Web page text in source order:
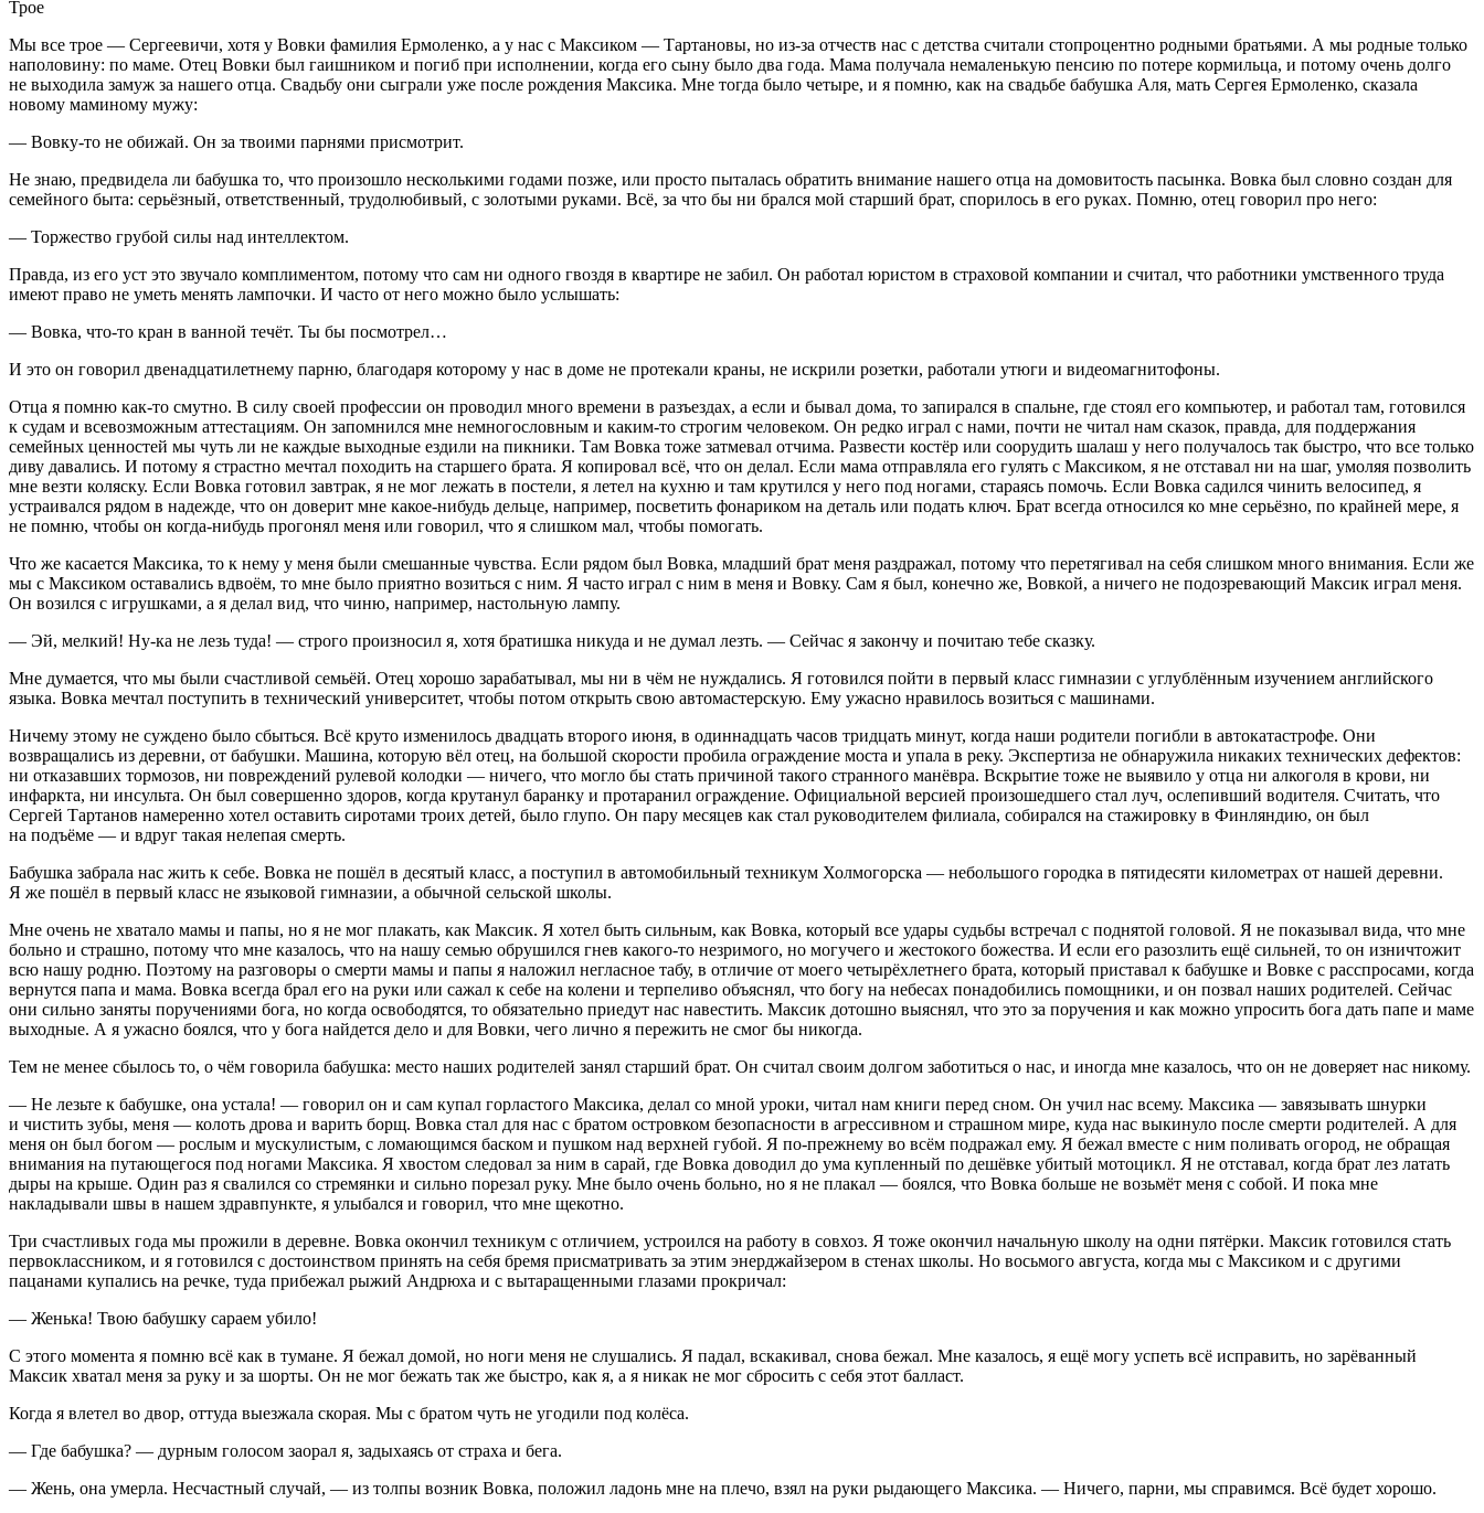
Трое
Мы все трое — Сергеевичи, хотя у Вовки фамилия Ермоленко, а у нас с Максиком — Тартановы, но из-за отчеств нас с детства считали стопроцентно родными братьями. А мы родные только
наполовину: по маме. Отец Вовки был гаишником и погиб при исполнении, когда его сыну было два года. Мама получала немаленькую пенсию по потере кормильца, и потому очень долго
не выходила замуж за нашего отца. Свадьбу они сыграли уже после рождения Максика. Мне тогда было четыре, и я помню, как на свадьбе бабушка Аля, мать Сергея Ермоленко, сказала
новому маминому мужу:
— Вовку-то не обижай. Он за твоими парнями присмотрит.
Не знаю, предвидела ли бабушка то, что произошло несколькими годами позже, или просто пыталась обратить внимание нашего отца на домовитость пасынка. Вовка был словно создан для
семейного быта: серьёзный, ответственный, трудолюбивый, с золотыми руками. Всё, за что бы ни брался мой старший брат, спорилось в его руках. Помню, отец говорил про него:
— Торжество грубой силы над интеллектом.
Правда, из его уст это звучало комплиментом, потому что сам ни одного гвоздя в квартире не забил. Он работал юристом в страховой компании и считал, что работники умственного труда
имеют право не уметь менять лампочки. И часто от него можно было услышать:
— Вовка, что-то кран в ванной течёт. Ты бы посмотрел…
И это он говорил двенадцатилетнему парню, благодаря которому у нас в доме не протекали краны, не искрили розетки, работали утюги и видеомагнитофоны.
Отца я помню как-то смутно. В силу своей профессии он проводил много времени в разъездах, а если и бывал дома, то запирался в спальне, где стоял его компьютер, и работал там, готовился
к судам и всевозможным аттестациям. Он запомнился мне немногословным и каким-то строгим человеком. Он редко играл с нами, почти не читал нам сказок, правда, для поддержания
семейных ценностей мы чуть ли не каждые выходные ездили на пикники. Там Вовка тоже затмевал отчима. Развести костёр или соорудить шалаш у него получалось так быстро, что все только
диву давались. И потому я страстно мечтал походить на старшего брата. Я копировал всё, что он делал. Если мама отправляла его гулять с Максиком, я не отставал ни на шаг, умоляя позволить
мне везти коляску. Если Вовка готовил завтрак, я не мог лежать в постели, я летел на кухню и там крутился у него под ногами, стараясь помочь. Если Вовка садился чинить велосипед, я
устраивался рядом в надежде, что он доверит мне какое-нибудь дельце, например, посветить фонариком на деталь или подать ключ. Брат всегда относился ко мне серьёзно, по крайней мере, я
не помню, чтобы он когда-нибудь прогонял меня или говорил, что я слишком мал, чтобы помогать.
Что же касается Максика, то к нему у меня были смешанные чувства. Если рядом был Вовка, младший брат меня раздражал, потому что перетягивал на себя слишком много внимания. Если же
мы с Максиком оставались вдвоём, то мне было приятно возиться с ним. Я часто играл с ним в меня и Вовку. Сам я был, конечно же, Вовкой, а ничего не подозревающий Максик играл меня.
Он возился с игрушками, а я делал вид, что чиню, например, настольную лампу.
— Эй, мелкий! Ну-ка не лезь туда! — строго произносил я, хотя братишка никуда и не думал лезть. — Сейчас я закончу и почитаю тебе сказку.
Мне думается, что мы были счастливой семьёй. Отец хорошо зарабатывал, мы ни в чём не нуждались. Я готовился пойти в первый класс гимназии с углублённым изучением английского
языка. Вовка мечтал поступить в технический университет, чтобы потом открыть свою автомастерскую. Ему ужасно нравилось возиться с машинами.
Ничему этому не суждено было сбыться. Всё круто изменилось двадцать второго июня, в одиннадцать часов тридцать минут, когда наши родители погибли в автокатастрофе. Они
возвращались из деревни, от бабушки. Машина, которую вёл отец, на большой скорости пробила ограждение моста и упала в реку. Экспертиза не обнаружила никаких технических дефектов:
ни отказавших тормозов, ни повреждений рулевой колодки — ничего, что могло бы стать причиной такого странного манёвра. Вскрытие тоже не выявило у отца ни алкоголя в крови, ни
инфаркта, ни инсульта. Он был совершенно здоров, когда крутанул баранку и протаранил ограждение. Официальной версией произошедшего стал луч, ослепивший водителя. Считать, что
Сергей Тартанов намеренно хотел оставить сиротами троих детей, было глупо. Он пару месяцев как стал руководителем филиала, собирался на стажировку в Финляндию, он был
на подъёме — и вдруг такая нелепая смерть.
Бабушка забрала нас жить к себе. Вовка не пошёл в десятый класс, а поступил в автомобильный техникум Холмогорска — небольшого городка в пятидесяти километрах от нашей деревни.
Я же пошёл в первый класс не языковой гимназии, а обычной сельской школы.
Мне очень не хватало мамы и папы, но я не мог плакать, как Максик. Я хотел быть сильным, как Вовка, который все удары судьбы встречал с поднятой головой. Я не показывал вида, что мне
больно и страшно, потому что мне казалось, что на нашу семью обрушился гнев какого-то незримого, но могучего и жестокого божества. И если его разозлить ещё сильней, то он изничтожит
всю нашу родню. Поэтому на разговоры о смерти мамы и папы я наложил негласное табу, в отличие от моего четырёхлетнего брата, который приставал к бабушке и Вовке с расспросами, когда
вернутся папа и мама. Вовка всегда брал его на руки или сажал к себе на колени и терпеливо объяснял, что богу на небесах понадобились помощники, и он позвал наших родителей. Сейчас
они сильно заняты поручениями бога, но когда освободятся, то обязательно приедут нас навестить. Максик дотошно выяснял, что это за поручения и как можно упросить бога дать папе и маме
выходные. А я ужасно боялся, что у бога найдется дело и для Вовки, чего лично я пережить не смог бы никогда.
Тем не менее сбылось то, о чём говорила бабушка: место наших родителей занял старший брат. Он считал своим долгом заботиться о нас, и иногда мне казалось, что он не доверяет нас никому.
— Не лезьте к бабушке, она устала! — говорил он и сам купал горластого Максика, делал со мной уроки, читал нам книги перед сном. Он учил нас всему. Максика — завязывать шнурки
и чистить зубы, меня — колоть дрова и варить борщ. Вовка стал для нас с братом островком безопасности в агрессивном и страшном мире, куда нас выкинуло после смерти родителей. А для
меня он был богом — рослым и мускулистым, с ломающимся баском и пушком над верхней губой. Я по-прежнему во всём подражал ему. Я бежал вместе с ним поливать огород, не обращая
внимания на путающегося под ногами Максика. Я хвостом следовал за ним в сарай, где Вовка доводил до ума купленный по дешёвке убитый мотоцикл. Я не отставал, когда брат лез латать
дыры на крыше. Один раз я свалился со стремянки и сильно порезал руку. Мне было очень больно, но я не плакал — боялся, что Вовка больше не возьмёт меня с собой. И пока мне
накладывали швы в нашем здравпункте, я улыбался и говорил, что мне щекотно.
Три счастливых года мы прожили в деревне. Вовка окончил техникум с отличием, устроился на работу в совхоз. Я тоже окончил начальную школу на одни пятёрки. Максик готовился стать
первоклассником, и я готовился с достоинством принять на себя бремя присматривать за этим энерджайзером в стенах школы. Но восьмого августа, когда мы с Максиком и с другими
пацанами купались на речке, туда прибежал рыжий Андрюха и с вытаращенными глазами прокричал:
— Женька! Твою бабушку сараем убило!
С этого момента я помню всё как в тумане. Я бежал домой, но ноги меня не слушались. Я падал, вскакивал, снова бежал. Мне казалось, я ещё могу успеть всё исправить, но зарёванный
Максик хватал меня за руку и за шорты. Он не мог бежать так же быстро, как я, а я никак не мог сбросить с себя этот балласт.
Когда я влетел во двор, оттуда выезжала скорая. Мы с братом чуть не угодили под колёса.
— Где бабушка? — дурным голосом заорал я, задыхаясь от страха и бега.
— Жень, она умерла. Несчастный случай, — из толпы возник Вовка, положил ладонь мне на плечо, взял на руки рыдающего Максика. — Ничего, парни, мы справимся. Всё будет хорошо.